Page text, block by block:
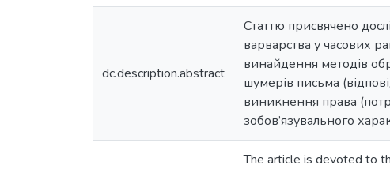
dc.description.abstract
Статтю присвячено
варварства у часових
винайдення методів
шумерів письма
виникнення права
зобов’язувального
The article is devoted to